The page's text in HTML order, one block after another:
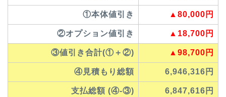
①本体値引き ▲80,000円
②オプション値引き ▲18,700円
③値引き合計(①＋②) ▲98,700円
④見積もり総額 6,946,316円
支払総額 (④-③) 6,847,616円